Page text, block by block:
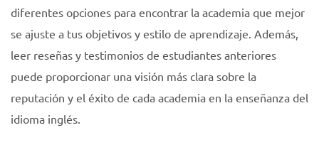
diferentes opciones para encontrar la academia que mejor
se ajuste a tus objetivos y estilo de aprendizaje. Además,
leer reseñas y testimonios de estudiantes anteriores
puede proporcionar una visión más clara sobre la
reputación y el éxito de cada academia en la enseñanza del
idioma inglés.